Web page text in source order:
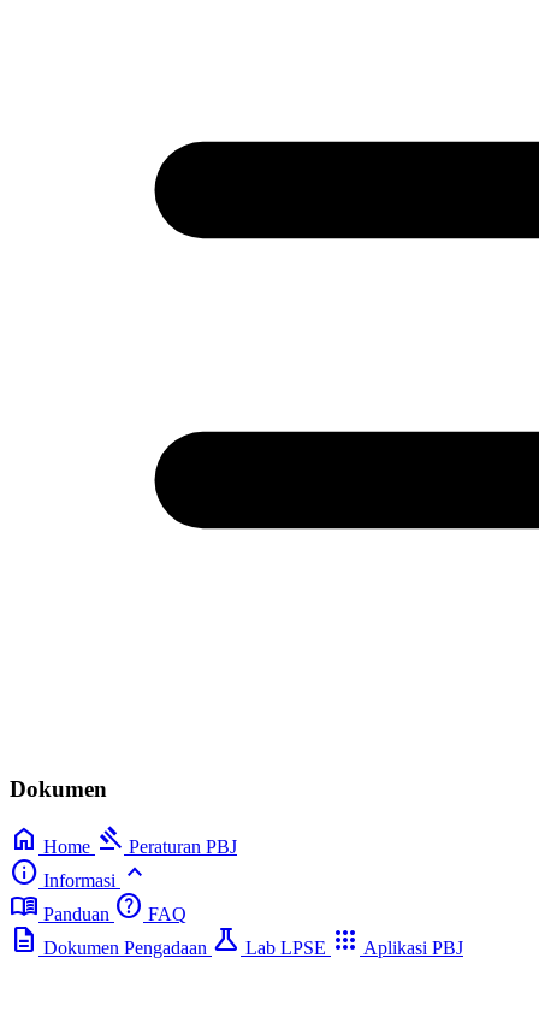
Dokumen
home Home gavel Peraturan PBJ
info Informasi expand_less
menu_book Panduan help FAQ
description Dokumen Pengadaan science Lab LPSE apps Aplikasi PBJ